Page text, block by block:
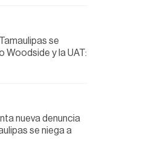
se
Woodside y la UAT:
nueva denuncia
se niega a